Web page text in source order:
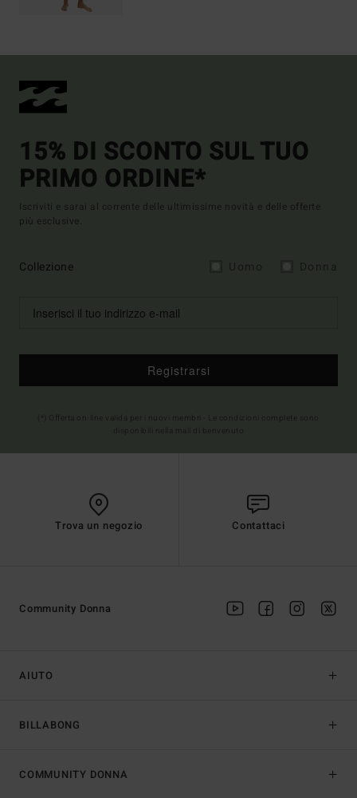
15% DI SCONTO SUL TUO
PRIMO ORDINE*
Iscriviti e sarai al corrente delle ultimissime novità e delle offerte
più esclusive.
Collezione
Registrarsi
Trova un negozio Contattaci
AIUTO
BILLABONG
Community Donna
COMMUNITY DONNA